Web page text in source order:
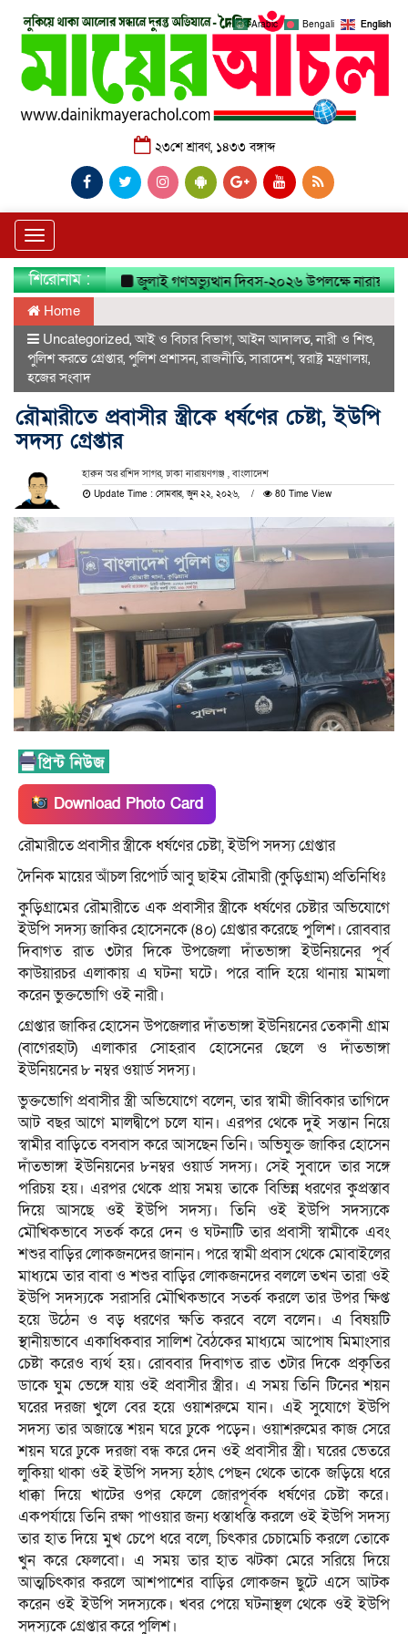
২৩শে শ্রাবণ, ১৪৩৩ বঙ্গাব্দ
Toggle
navigation
শিরোনাম : জুলাই গণঅভ্যুত্থান দিবস-২০২৬ উপলক্ষে নারায়ণগঞ্জ
Home
Uncategorized,আই ও বিচার বিভাগ,আইন আদালত,নারী ও শিশু,
পুলিশ করতে গ্রেপ্তার, পুলিশ প্রশাসন,রাজনীতি,সারাদেশ,স্বরাষ্ট্র মন্ত্রণালয়,
হজের সংবাদ
রৌমারীতে প্রবাসীর স্ত্রীকে ধর্ষণের চেষ্টা, ইউপি
সদস্য গ্রেপ্তার
হারুন অর রশিদ সাগর, ঢাকা নারায়ণগঞ্জ , বাংলাদেশ
Update Time : সোমবার, জুন ২২, ২০২৬, 80 Time View
Download Photo Card
রৌমারীতে প্রবাসীর স্ত্রীকে ধর্ষণের চেষ্টা, ইউপি সদস্য গ্রেপ্তার
দৈনিক মায়ের আঁচল রিপোর্ট আবু ছাইম রৌমারী (কুড়িগ্রাম) প্রতিনিধিঃ
কুড়িগ্রামের রৌমারীতে এক প্রবাসীর স্ত্রীকে ধর্ষণের চেষ্টার অভিযোগে
ইউপি সদস্য জাকির হোসেনকে (৪০) গ্রেপ্তার করেছে পুলিশ। রোববার
দিবাগত রাত ৩টার দিকে উপজেলা দাঁতভাঙ্গা ইউনিয়নের পূর্ব
কাউয়ারচর এলাকায় এ ঘটনা ঘটে। পরে বাদি হয়ে থানায় মামলা
করেন ভুক্তভোগি ওই নারী।
গ্রেপ্তার জাকির হোসেন উপজেলার দাঁতভাঙ্গা ইউনিয়নের তেকানী গ্রাম
(বাগেরহাট) এলাকার সোহরাব হোসেনের ছেলে ও দাঁতভাঙ্গা
ইউনিয়নের ৮ নম্বর ওয়ার্ড সদস্য।
ভুক্তভোগি প্রবাসীর স্ত্রী অভিযোগে বলেন, তার স্বামী জীবিকার তাগিদে
আট বছর আগে মালদ্বীপে চলে যান। এরপর থেকে দুই সন্তান নিয়ে
স্বামীর বাড়িতে বসবাস করে আসছেন তিনি। অভিযুক্ত জাকির হোসেন
দাঁতভাঙ্গা ইউনিয়নের ৮নম্বর ওয়ার্ড সদস্য। সেই সুবাদে তার সঙ্গে
পরিচয় হয়। এরপর থেকে প্রায় সময় তাকে বিভিন্ন ধরণের কুপ্রস্তাব
দিয়ে আসছে ওই ইউপি সদস্য। তিনি ওই ইউপি সদস্যকে
মৌখিকভাবে সতর্ক করে দেন ও ঘটনাটি তার প্রবাসী স্বামীকে এবং
শশুর বাড়ির লোকজনদের জানান। পরে স্বামী প্রবাস থেকে মোবাইলের
মাধ্যমে তার বাবা ও শশুর বাড়ির লোকজনদের বললে তখন তারা ওই
ইউপি সদস্যকে সরাসরি মৌখিকভাবে সতর্ক করলে তার উপর ক্ষিপ্ত
হয়ে উঠেন ও বড় ধরণের ক্ষতি করবে বলে বলেন। এ বিষয়টি
স্থানীয়ভাবে একাধিকবার সালিশ বৈঠকের মাধ্যমে আপোষ মিমাংসার
চেষ্টা করেও ব্যর্থ হয়। রোববার দিবাগত রাত ৩টার দিকে প্রকৃতির
ডাকে ঘুম ভেঙ্গে যায় ওই প্রবাসীর স্ত্রীর। এ সময় তিনি টিনের শয়ন
ঘরের দরজা খুলে বের হয়ে ওয়াশরুমে যান। এই সুযোগে ইউপি
সদস্য তার অজান্তে শয়ন ঘরে ঢুকে পড়েন। ওয়াশরুমের কাজ সেরে
শয়ন ঘরে ঢুকে দরজা বন্ধ করে দেন ওই প্রবাসীর স্ত্রী। ঘরের ভেতরে
লুকিয়া থাকা ওই ইউপি সদস্য হঠাৎ পেছন থেকে তাকে জড়িয়ে ধরে
ধাক্কা দিয়ে খাটের ওপর ফেলে জোরপূর্বক ধর্ষণের চেষ্টা করে।
একপর্যায়ে তিনি রক্ষা পাওয়ার জন্য ধস্তাধস্তি করলে ওই ইউপি সদস্য
তার হাত দিয়ে মুখ চেপে ধরে বলে, চিৎকার চেচামেচি করলে তোকে
খুন করে ফেলবো। এ সময় তার হাত ঝটকা মেরে সরিয়ে দিয়ে
আত্মচিৎকার করলে আশপাশের বাড়ির লোকজন ছুটে এসে আটক
করেন ওই ইউপি সদস্যকে। খবর পেয়ে ঘটনাস্থল থেকে ওই ইউপি
সদস্যকে গ্রেপ্তার করে পুলিশ।
Arabic Bengali English